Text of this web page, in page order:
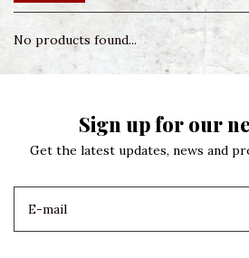
No products found...
Sign up for our
Get the latest updates, news and